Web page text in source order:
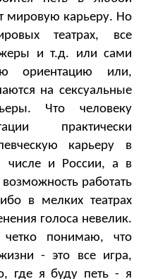
мировую карьеру. Но
театрах, все
и т.д. или сами
ориентацию или,
на сексуальные
Что человеку
практически
карьеру в
числе и России, а в
работать
в мелких театрах
голоса невелик.
понимаю, что
- это все игра,
где я буду петь - я